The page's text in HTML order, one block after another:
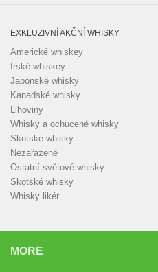
EXKLUZIVNÍ AKČNÍ WHISKY
Americké whiskey
Irské whiskey
Japonské whisky
Kanadské whisky
Lihoviny
Whisky a ochucené whisky
Skotské whisky
Nezařazené
Ostatní světové whisky
Skotské whisky
Whisky likér
MORE